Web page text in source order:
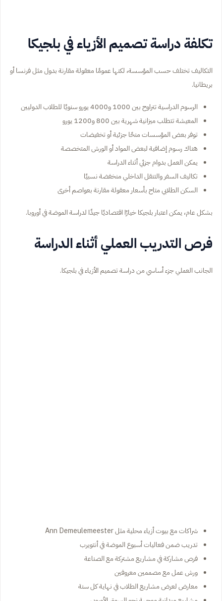
تكلفة دراسة تصميم الأزياء في بلجيكا
التكاليف تختلف حسب المؤسسة، لكنها عمومًا معقولة مقارنة بدول مثل فرنسا أو
بريطانيا.
الرسوم الدراسية تتراوح بين 1000 و4000 يورو سنويًا للطلاب الدوليين
المعيشة تتطلب ميزانية شهرية بين 800 و1200 يورو
توفر بعض المؤسسات منحًا جزئية أو تخفيضات
هناك رسوم إضافية لبعض المواد أو الورش المتخصصة
يمكن العمل بدوام جزئي أثناء الدراسة
تكاليف السفر والتنقل الداخلي منخفضة نسبيًا
السكن الطلابي متاح بأسعار معقولة مقارنة بعواصم أخرى
بشكل عام، يمكن اعتبار بلجيكا خيارًا اقتصاديًا جيدًا لدراسة الموضة في أوروبا.
فرص التدريب العملي أثناء الدراسة
الجانب العملي جزء أساسي من دراسة تصميم الأزياء في بلجيكا.
شراكات مع بيوت أزياء محلية مثل Ann Demeulemeester
تدريب ضمن فعاليات أسبوع الموضة في أنتويرب
فرص مشاركة في مشاريع مشتركة مع الصناعة
ورش عمل مع مصممين معروفين
معارض لعرض مشاريع الطلاب في نهاية كل سنة